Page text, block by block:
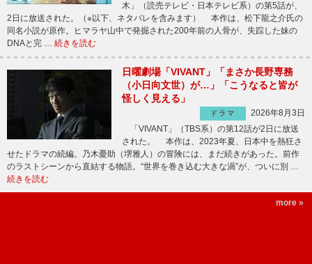
木」（読売テレビ・日本テレビ系）の第5話が、
2日に放送された。（※以下、ネタバレを含みます） 本作は、松下龍之介氏の
同名小説が原作。ヒマラヤ山中で発掘された200年前の人骨が、失踪した妹の
DNAと完 … 続きを読む
日曜劇場「VIVANT」「まさか長野専務
（小日向文世）が…」「こうなると皆が
怪しく見える」
ドラマ
2026年8月3日
「VIVANT」（TBS系）の第12話が2日に放送
された。 本作は、2023年夏、日本中を熱狂さ
せたドラマの続編。乃木憂助（堺雅人）の冒険には、まだ続きがあった。前作
のラストシーンから直結する物語。“世界を巻き込む大きな渦”が、ついに別 …
続きを読む
more »